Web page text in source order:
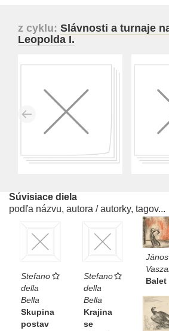
z cyklu: Slávnosti a turnaje
Leopolda I.
Súvisiace diela
podľa názvu, autora / autorky, tagov...
Stefano
della
Bella
Skupina
postav
Stefano
della
Bella
Krajina
se
János
Balet